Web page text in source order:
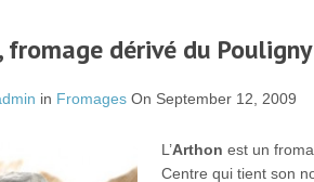
fromage dérivé du
in Fromages On September 12, 2009
L’Arthon est un
Centre qui tient son